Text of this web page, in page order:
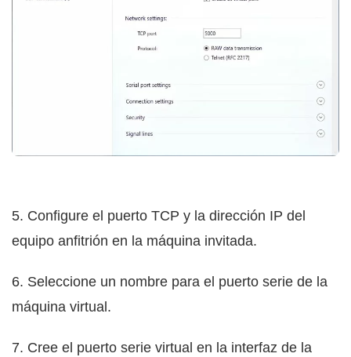
5. Configure el puerto TCP y la dirección IP del
equipo anfitrión en la máquina invitada.
6. Seleccione un nombre para el puerto serie de la
máquina virtual.
7. Cree el puerto serie virtual en la interfaz de la